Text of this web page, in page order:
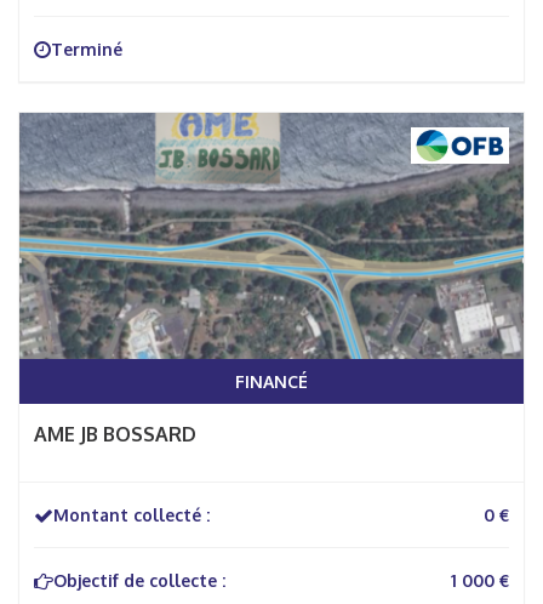
Terminé
FINANCÉ
AME JB BOSSARD
Montant collecté : 0 €
Objectif de collecte :
1 000 €